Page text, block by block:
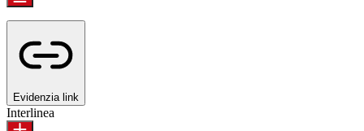
Evidenzia link
Interlinea